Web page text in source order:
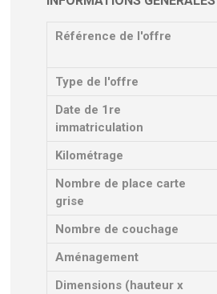
Référence de l'offre
Type de l'offre
Date de 1re
immatriculation
Kilométrage
Nombre de place carte
grise
Nombre de couchage
Aménagement
Dimensions (hauteur x